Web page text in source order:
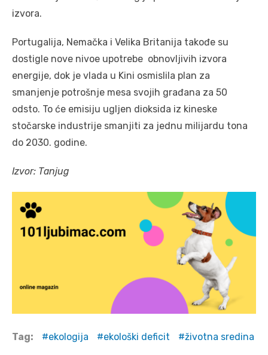
izvora.
Portugalija, Nemačka i Velika Britanija takođe su
dostigle nove nivoe upotrebe obnovljivih izvora
energije, dok je vlada u Kini osmislila plan za
smanjenje potrošnje mesa svojih građana za 50
odsto. To će emisiju ugljen dioksida iz kineske
stočarske industrije smanjiti za jednu milijardu tona
do 2030. godine.
Izvor: Tanjug
Tag: ekologija ekološki deficit životna sredina